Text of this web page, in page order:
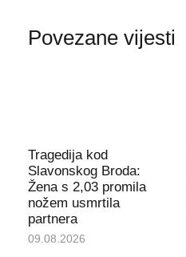
Povezane vijesti
Tragedija kod
Slavonskog Broda:
Žena s 2,03 promila
nožem usmrtila
partnera
09.08.2026